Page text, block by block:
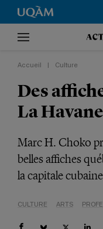
Accueil Culture
Des
La Havane
Marc H. Choko
belles affiches
la capitale
CULTURE ARTS